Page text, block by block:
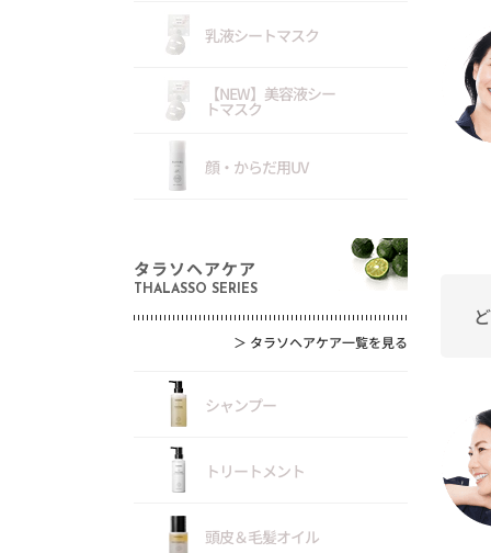
乳液シートマスク
【NEW】美容液シー
トマスク
顔・からだ用UV
タラソヘアケア
THALASSO SERIES
＞ タラソヘアケア一覧を見る
シャンプー
トリートメント
頭皮＆毛髪オイル